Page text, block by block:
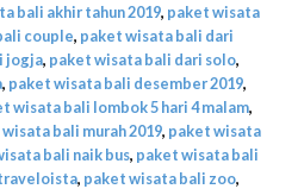
bali akhir tahun 2019, paket wisata
couple, paket wisata bali dari
jogja, paket wisata bali dari solo,
, paket wisata bali desember 2019,
wisata bali lombok 5 hari 4 malam,
bali murah 2019, paket wisata
bali naik bus, paket wisata bali
, paket wisata bali zoo,